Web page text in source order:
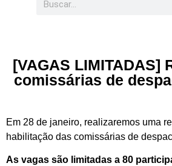
[VAGAS LIMITADAS]
comissárias de
Em 28 de janeiro, realizaremos uma
habilitação das comissárias de
As vagas são limitadas a 80